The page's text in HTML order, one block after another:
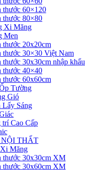
thước 60×120
thước 80×80
Xi Măng
Men
thước 20x20cm
thước 30×30 Việt Nam
thước 30x30cm nhập khẩu
thước 40×40
thước 60x60cm
Tường
Gió
Sáng
trí Cao Cấp
THẤT
Măng
thước 30x30cm XM
thước 30x60cm XM